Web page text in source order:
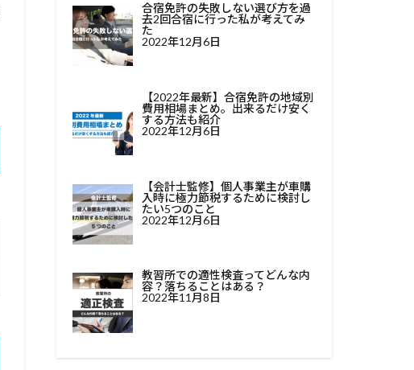
合宿免許の失敗しない選び方を過
去2回合宿に行った私が考えてみ
た
2022年12月6日
【2022年最新】合宿免許の地域別
費用相場まとめ。出来るだけ安く
する方法も紹介
2022年12月6日
【会計士監修】個人事業主が車購
入時に極力節税するために検討し
たい5つのこと
2022年12月6日
教習所での適性検査ってどんな内
容？落ちることはある？
2022年11月8日